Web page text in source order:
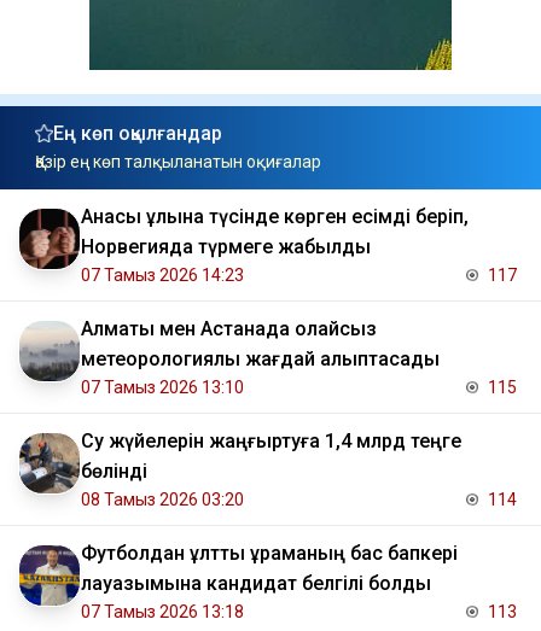
Ең көп оқылғандар
Қазір ең көп талқыланатын оқиғалар
Анасы ұлына түсінде көрген есімді беріп,
Норвегияда түрмеге жабылды
07 Тамыз 2026 14:23 117
Алматы мен Астанада қолайсыз
метеорологиялық жағдай қалыптасады
07 Тамыз 2026 13:10 115
Су жүйелерін жаңғыртуға 1,4 млрд теңге
бөлінді
08 Тамыз 2026 03:20 114
Футболдан ұлттық құраманың бас бапкері
лауазымына кандидат белгілі болды
07 Тамыз 2026 13:18 113